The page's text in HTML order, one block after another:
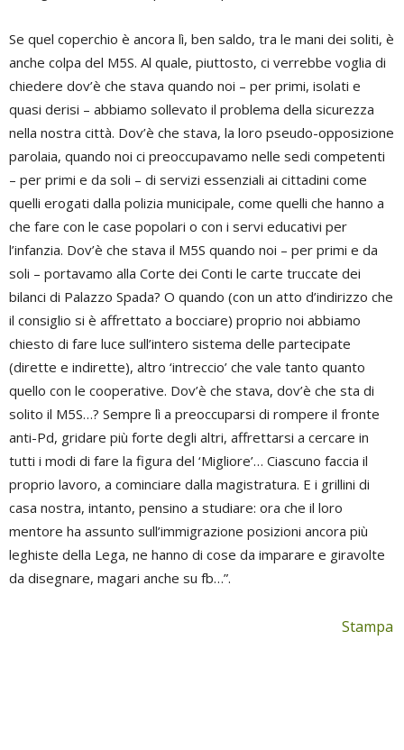
Se quel coperchio è ancora lì, ben saldo, tra le mani dei soliti, è
anche colpa del M5S. Al quale, piuttosto, ci verrebbe voglia di
chiedere dov’è che stava quando noi – per primi, isolati e
quasi derisi – abbiamo sollevato il problema della sicurezza
nella nostra città. Dov’è che stava, la loro pseudo-opposizione
parolaia, quando noi ci preoccupavamo nelle sedi competenti
– per primi e da soli – di servizi essenziali ai cittadini come
quelli erogati dalla polizia municipale, come quelli che hanno a
che fare con le case popolari o con i servi educativi per
l’infanzia. Dov’è che stava il M5S quando noi – per primi e da
soli – portavamo alla Corte dei Conti le carte truccate dei
bilanci di Palazzo Spada? O quando (con un atto d’indirizzo che
il consiglio si è affrettato a bocciare) proprio noi abbiamo
chiesto di fare luce sull’intero sistema delle partecipate
(dirette e indirette), altro ‘intreccio’ che vale tanto quanto
quello con le cooperative. Dov’è che stava, dov’è che sta di
solito il M5S…? Sempre lì a preoccuparsi di rompere il fronte
anti-Pd, gridare più forte degli altri, affrettarsi a cercare in
tutti i modi di fare la figura del ‘Migliore’… Ciascuno faccia il
proprio lavoro, a cominciare dalla magistratura. E i grillini di
casa nostra, intanto, pensino a studiare: ora che il loro
mentore ha assunto sull’immigrazione posizioni ancora più
leghiste della Lega, ne hanno di cose da imparare e giravolte
da disegnare, magari anche su fb…”.
Stampa